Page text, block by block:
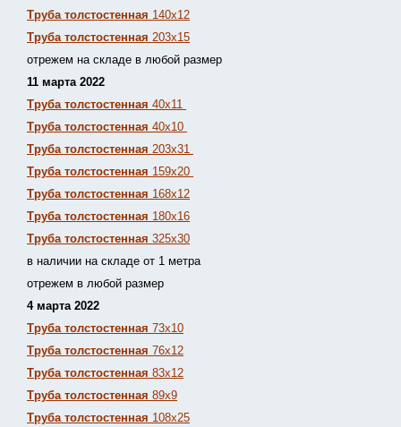
Труба толстостенная 140х12
Труба толстостенная 203х15
отрежем на складе в любой размер
11 марта 2022
Труба толстостенная 40х11
Труба толстостенная 40х10
Труба толстостенная 203х31
Труба толстостенная 159х20
Труба толстостенная 168х12
Труба толстостенная 180х16
Труба толстостенная 325х30
в наличии на складе от 1 метра
отрежем в любой размер
4 марта 2022
Труба толстостенная 73х10
Труба толстостенная 76х12
Труба толстостенная 83х12
Труба толстостенная 89х9
Труба толстостенная 108х25